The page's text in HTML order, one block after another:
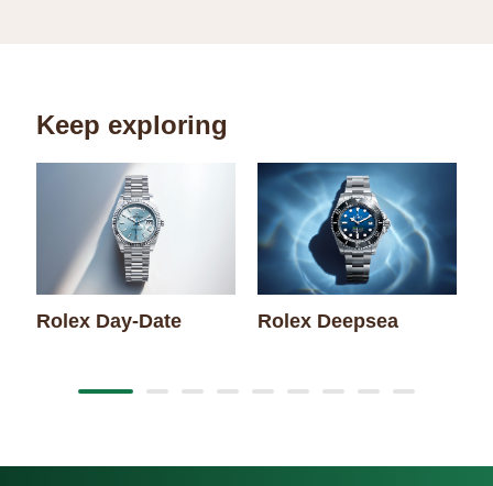
Keep exploring
Rolex Day-Date Rolex Deepsea